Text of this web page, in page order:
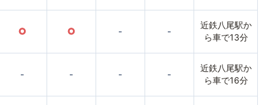
○ ○ - -
近鉄八尾駅か
ら車で13分
- - - -
近鉄八尾駅か
ら車で16分